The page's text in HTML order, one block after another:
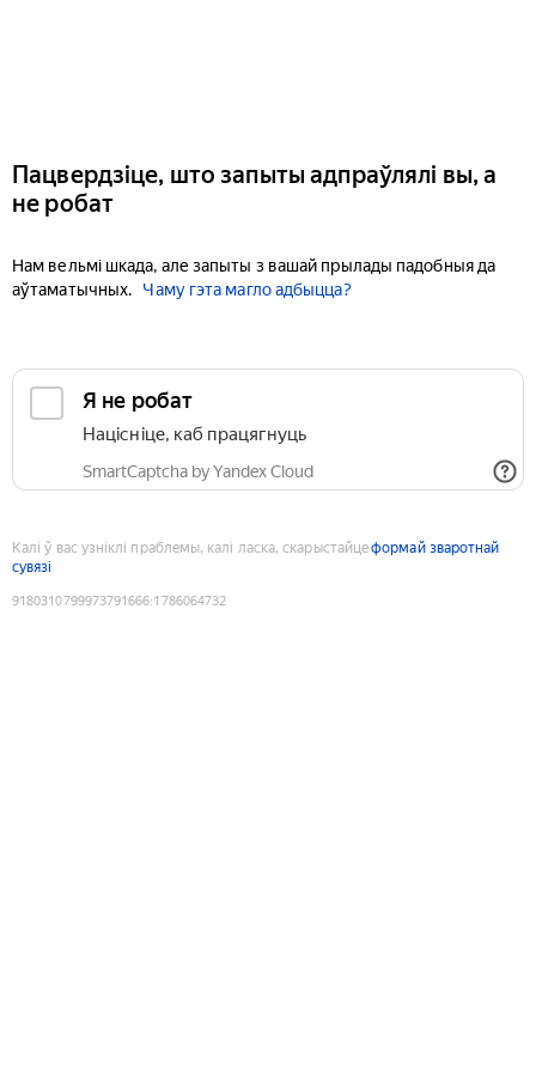
Пацвердзіце, што запыты адпраўлялі вы, а
не робат
Нам вельмі шкада, але запыты з вашай прылады падобныя да
аўтаматычных.
Чаму гэта магло адбыцца?
Я не робат
Націсніце, каб працягнуць
SmartCaptcha by Yandex Cloud
Калі ў вас узніклі праблемы, калі ласка, скарыстайцеформай зваротнай
сувязі
9180310799973791666:1786064732